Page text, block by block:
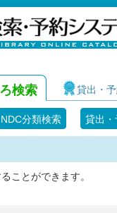
検索 貸出・
NDC分類検索 貸出
ことができます。